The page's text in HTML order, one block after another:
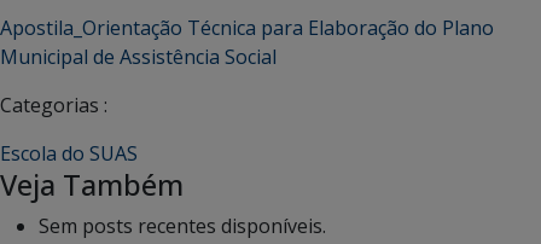
Apostila_Orientação Técnica para Elaboração do Plano
Municipal de Assistência Social
Categorias :
Escola do SUAS
Veja Também
Sem posts recentes disponíveis.